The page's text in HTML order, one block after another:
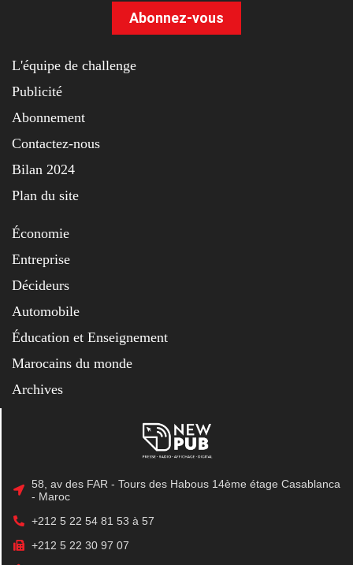
Abonnez-vous
L'équipe de challenge
Publicité
Abonnement
Contactez-nous
Bilan 2024
Plan du site
Économie
Entreprise
Décideurs
Automobile
Éducation et Enseignement
Marocains du monde
Archives
58, av des FAR - Tours des Habous 14ème étage Casablanca
- Maroc
+212 5 22 54 81 53 à 57
+212 5 22 30 97 07